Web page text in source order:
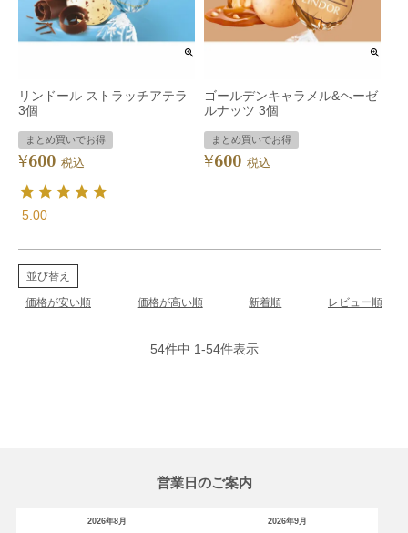
リンドール ストラッチアテラ
3個
まとめ買いでお得
¥600 税込
5.00
ゴールデンキャラメル&ヘーゼ
ルナッツ 3個
まとめ買いでお得
¥600 税込
並び替え
価格が安い順 価格が高い順 新着順 レビュー順
54件中 1-54件表示
営業日のご案内
2026年8月 2026年9月